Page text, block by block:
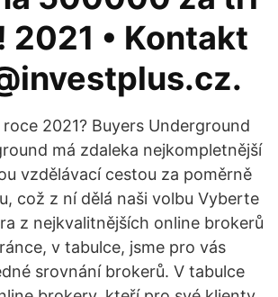
2021 • Kontakt
2021? Buyers Underground
má zdaleka nejkompletnější
vzdělávací cestou za poměrně
což z ní dělá naši volbu Vyberte
z nejkvalitnějších online brokerů
v tabulce, jsme pro vás
srovnání brokerů. V tabulce